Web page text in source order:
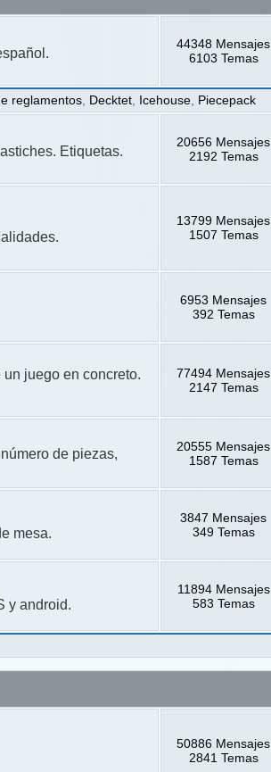
44348 Mensajes
6103 Temas
reglamentos Decktet Icehouse Piecepack
Etiquetas.
20656 Mensajes
2192 Temas
13799 Mensajes
1507 Temas
6953 Mensajes
392 Temas
juego en concreto.
77494 Mensajes
2147 Temas
de piezas,
20555 Mensajes
1587 Temas
mesa.
3847 Mensajes
349 Temas
y android.
11894 Mensajes
583 Temas
50886 Mensajes
2841 Temas